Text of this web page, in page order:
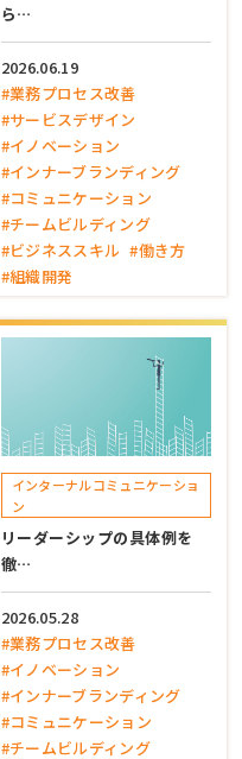
ら…
2026.06.19
#業務プロセス改善
#サービスデザイン
#イノベーション
#インナーブランディング
#コミュニケーション
#チームビルディング
#ビジネススキル #働き方
#組織開発
インターナルコミュニケーショ
ン
リーダーシップの具体例を
徹…
2026.05.28
#業務プロセス改善
#イノベーション
#インナーブランディング
#コミュニケーション
#チームビルディング